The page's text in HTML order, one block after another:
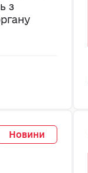
з
Новини